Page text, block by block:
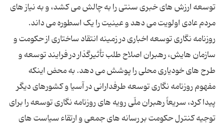
توسعه ارزش های خبری سنتی را به چالش می کشد، و به نیاز های
مردم عادی اولویت می دهد و عینیت را یک اسطوره می داند.
روزنامه نگاری توسعه اخباری در زمینه انتقاد ساختاری از حکومت و
سازمان هایش، رهبران اصلاح طلب تأثیرگذار در فرایند توسعه و
طرح های خودیاری محلی را پوشش می دهد. به محض اینکه
مفهوم روزنامه نگاری توسعه طرفدارانی در آسیا و کشورهای دیگر
پیدا کرد، سریعاً رهبران ملّی رویه های روزنامه نگاری توسعه را برای
توجیه کنترل حکومت بر رسانه های جمعی و ارتقاء سیاست های